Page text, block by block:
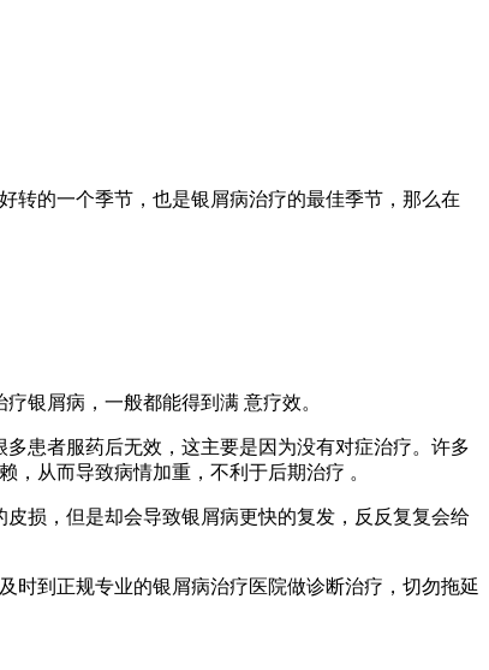
转的一个季节，也是银屑病治疗的最佳季节，那么在
银屑病，一般都能得到满 意疗效。
患者服药后无效，这主要是因为没有对症治疗。许多
从而导致病情加重，不利于后期治疗 。
损，但是却会导致银屑病更快的复发，反反复复会给
时到正规专业的银屑病治疗医院做诊断治疗，切勿拖延